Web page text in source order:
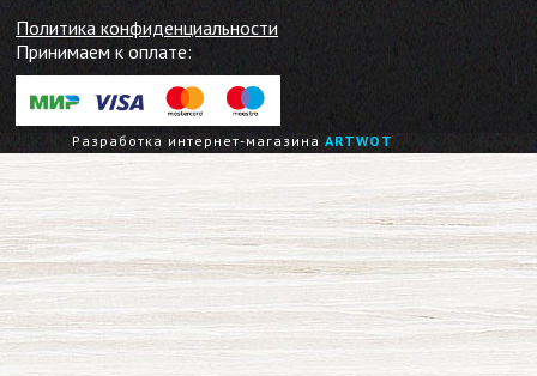
Политика конфиденциальности
Принимаем к оплате:
Разработка интернет-магазина ARTWOT